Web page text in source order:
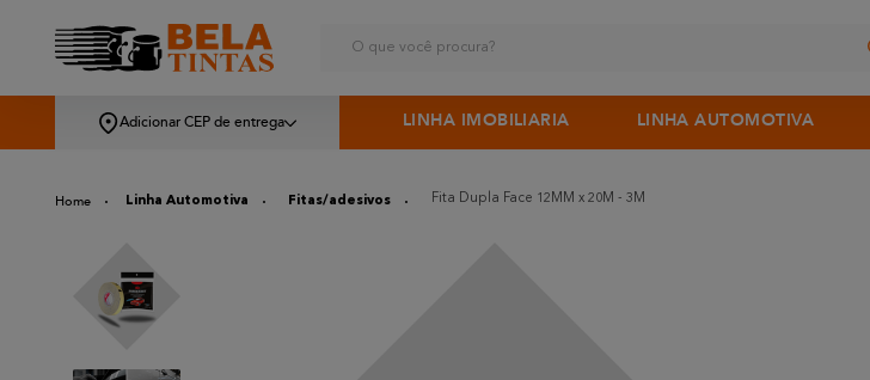
Adicionar CEP de entrega LINHA IMOBILIARIA LINHA AUTOMOTIVA
Linha Automotiva Fitas/adesivos Fita Dupla Face 12MM x 20M - 3M